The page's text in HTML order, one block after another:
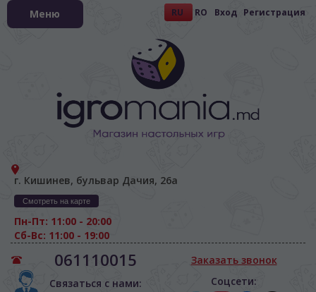
RU RO Вход Регистрация
г. Кишинев, бульвар Дачия, 26а
Смотреть на карте
Пн-Пт: 11:00 - 20:00
Сб-Вс: 11:00 - 19:00
061110015
Связаться с нами:
Заказать звонок
Соцсети:
Меню